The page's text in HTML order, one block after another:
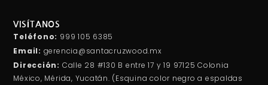
VISÍTANOS
Teléfono: 999 105 6385
Email: gerencia@santacruzwood.mx
Dirección: Calle 28 #130 B entre 17 y 19 97125 Colonia
México, Mérida, Yucatán. (Esquina color negro a espaldas